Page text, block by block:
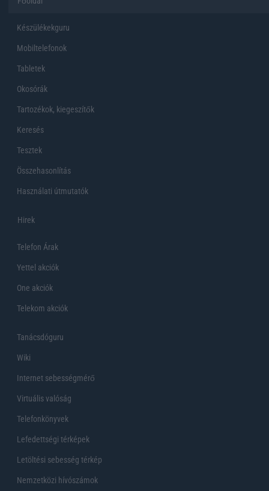
Készülékekguru
Mobiltelefonok
Tabletek
Okosórák
Tartozékok, kiegeszítők
Keresés
Tesztek
Összehasonlítás
Használati útmutatók
Hirek
Telefon Árak
Yettel akciók
One akciók
Telekom akciók
Tanácsdóguru
Wiki
Internet sebességmérő
Virtuális valóság
Telefonkönyvek
Lefedettségi térképek
Letöltési sebesség térkép
Nemzetközi hívószámok